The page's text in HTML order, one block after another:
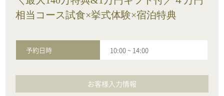
相当コース試食×挙式体験×宿泊特典
予約日時 10:00~ 14:00
お客様入力情報